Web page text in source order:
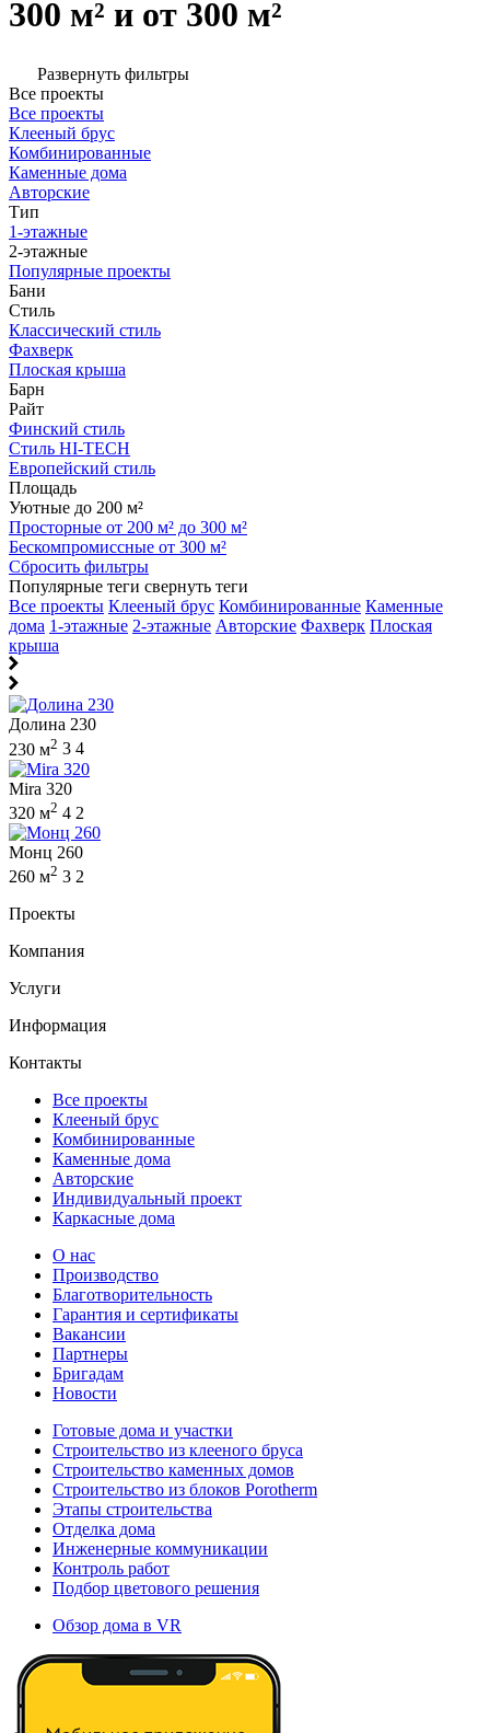
300 м² и от 300 м²
Развернуть фильтры
Все проекты
Все проекты
Клееный брус
Комбинированные
Каменные дома
Авторские
Тип
1-этажные
2-этажные
Популярные проекты
Бани
Стиль
Классический стиль
Фахверк
Плоская крыша
Барн
Райт
Финский стиль
Стиль HI-TECH
Европейский стиль
Площадь
Уютные до 200 м²
Просторные от 200 м² до 300 м²
Бескомпромиссные от 300 м²
Сбросить фильтры
Популярные теги свернуть теги
Все проекты Клееный брус Комбинированные Каменные
дома 1-этажные 2-этажные Авторские Фахверк Плоская
крыша
Долина 230
230 м2 3 4
Mira 320
320 м2 4 2
Монц 260
260 м2 3 2
Проекты
Компания
Услуги
Информация
Контакты
Все проекты
Клееный брус
Комбинированные
Каменные дома
Авторские
Индивидуальный проект
Каркасные дома
О нас
Производство
Благотворительность
Гарантия и сертификаты
Вакансии
Партнеры
Бригадам
Новости
Готовые дома и участки
Строительство из клееного бруса
Строительство каменных домов
Строительство из блоков Porotherm
Этапы строительства
Отделка дома
Инженерные коммуникации
Контроль работ
Подбор цветового решения
Обзор дома в VR